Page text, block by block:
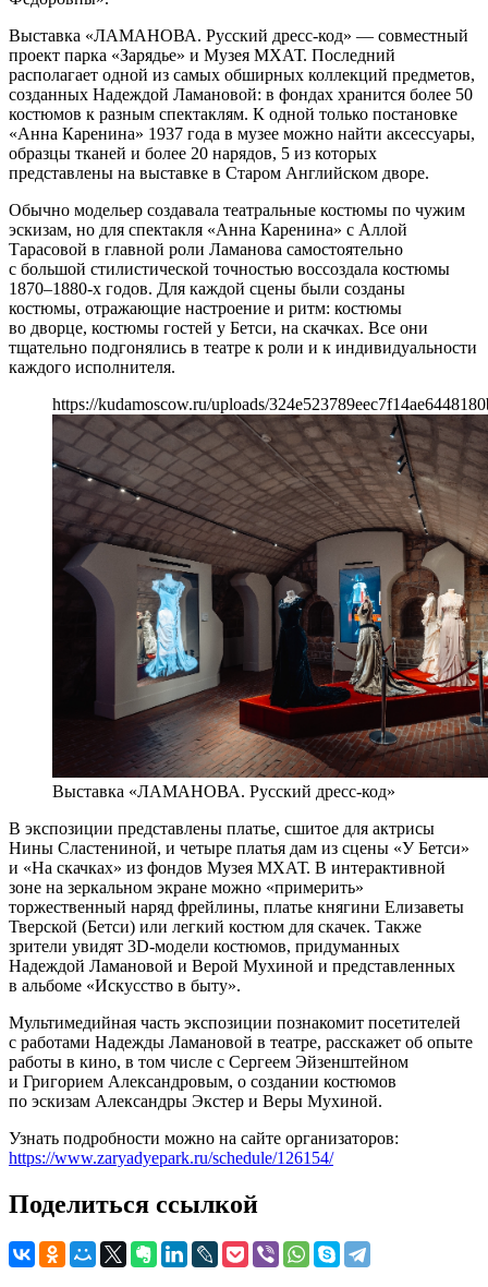
Выставка «ЛАМАНОВА. Русский дресс-код» — совместный
проект парка «Зарядье» и Музея МХАТ. Последний
располагает одной из самых обширных коллекций предметов,
созданных Надеждой Ламановой: в фондах хранится более 50
костюмов к разным спектаклям. К одной только постановке
«Анна Каренина» 1937 года в музее можно найти аксессуары,
образцы тканей и более 20 нарядов, 5 из которых
представлены на выставке в Старом Английском дворе.
Обычно модельер создавала театральные костюмы по чужим
эскизам, но для спектакля «Анна Каренина» с Аллой
Тарасовой в главной роли Ламанова самостоятельно
с большой стилистической точностью воссоздала костюмы
1870–1880-х годов. Для каждой сцены были созданы
костюмы, отражающие настроение и ритм: костюмы
во дворце, костюмы гостей у Бетси, на скачках. Все они
тщательно подгонялись в театре к роли и к индивидуальности
каждого исполнителя.
https://kudamoscow.ru/uploads/
Выставка «ЛАМАНОВА. Русский дресс-код»
В экспозиции представлены платье, сшитое для актрисы
Нины Сластениной, и четыре платья дам из сцены «У Бетси»
и «На скачках» из фондов Музея МХАТ. В интерактивной
зоне на зеркальном экране можно «примерить»
торжественный наряд фрейлины, платье княгини Елизаветы
Тверской (Бетси) или легкий костюм для скачек. Также
зрители увидят 3D-модели костюмов, придуманных
Надеждой Ламановой и Верой Мухиной и представленных
в альбоме «Искусство в быту».
Мультимедийная часть экспозиции познакомит посетителей
с работами Надежды Ламановой в театре, расскажет об опыте
работы в кино, в том числе с Сергеем Эйзенштейном
и Григорием Александровым, о создании костюмов
по эскизам Александры Экстер и Веры Мухиной.
Узнать подробности можно на сайте организаторов:
https://www.zaryadyepark.ru/schedule/126154/
Поделиться ссылкой